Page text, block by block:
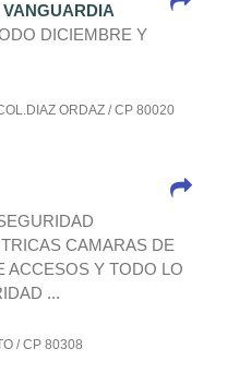
DICIEMBRE Y
ORDAZ / CP 80020
CAMARAS DE
ACCESOS Y TODO LO
...
/ CP 80308